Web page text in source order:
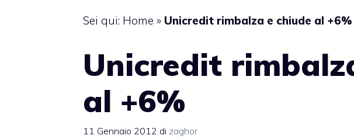
Sei qui: Home » Unicredit rimbalza e chiude al +6%
Unicredit
al +6%
11 Gennaio 2012 di zaghor